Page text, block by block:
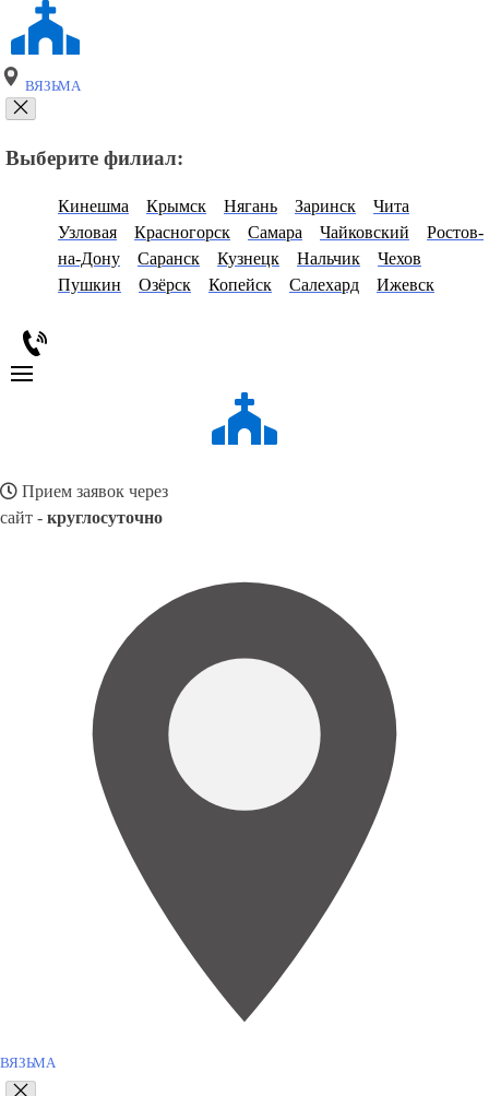
ВЯЗЬМА
Выберите филиал:
Кинешма Крымск Нягань Заринск
Чита
Узловая
Красногорск Самара Чайковский
Ростов-
на-Дону
Саранск Кузнецк Нальчик
Чехов
Пушкин
Озёрск Копейск Салехард Ижевск
Прием заявок через
сайт - круглосуточно
ВЯЗЬМА